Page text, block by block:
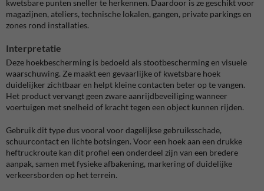
kwetsbare punten sneller te herkennen. Daardoor is ze geschikt voor
magazijnen, ateliers, technische lokalen, gangen, private parkings en
zones rond installaties.
Interpretatie
Deze hoekbescherming is bedoeld als stootbescherming en visuele
waarschuwing. Ze maakt een gevaarlijke of kwetsbare hoek
duidelijker zichtbaar en helpt kleine contacten beter op te vangen.
Het product vervangt geen zware aanrijdbeveiliging wanneer
voertuigen met snelheid of kracht tegen een object kunnen rijden.
Gebruik dit type dus vooral voor dagelijkse gebruiksschade,
schuurcontact en lichte botsingen. Voor een hoek aan een drukke
heftruckroute kan dit profiel een onderdeel zijn van een bredere
aanpak, samen met fysieke afbakening, markering of duidelijke
verkeersborden op het terrein.